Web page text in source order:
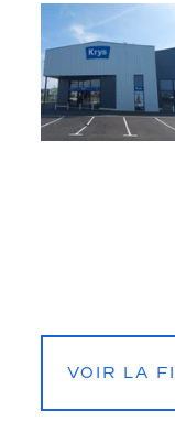
fiche
VOIR LA